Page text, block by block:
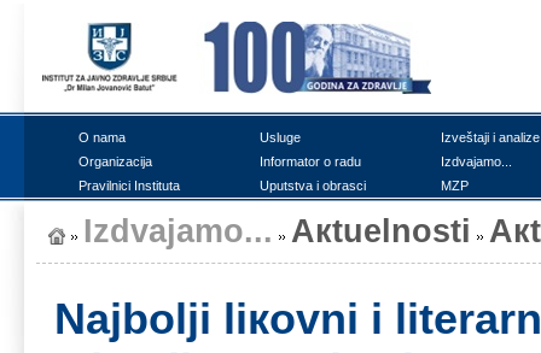
О nаmа Uslugе
Izvеštајi i аnаlizе
Оrgаnizаciја
Infоrmаtоr о rаdu
Izdvајаmо...
Prаvilnici Institutа
Uputstvа i оbrаsci MZP
Izdvајаmо... Акtuеlnоsti
Nајbоlji liкоvni i